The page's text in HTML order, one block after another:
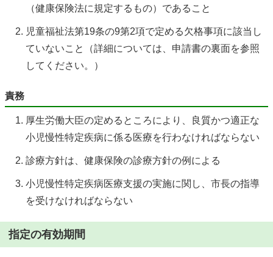
（健康保険法に規定するもの）であること
児童福祉法第19条の9第2項で定める欠格事項に該当し
ていないこと（詳細については、申請書の裏面を参照
してください。）
責務
厚生労働大臣の定めるところにより、良質かつ適正な
小児慢性特定疾病に係る医療を行わなければならない
診療方針は、健康保険の診療方針の例による
小児慢性特定疾病医療支援の実施に関し、市長の指導
を受けなければならない
指定の有効期間